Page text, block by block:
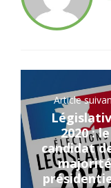
Article
2020 : le
candidat